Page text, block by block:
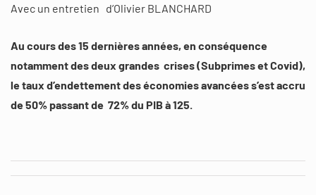
Avec un entretien d’Olivier BLANCHARD
Au cours des 15 dernières années, en conséquence
notamment des deux grandes crises (Subprimes et Covid),
le taux d’endettement des économies avancées s’est accru
de 50% passant de 72% du PIB à 125.